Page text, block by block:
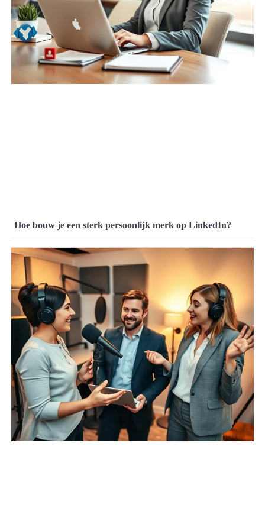
Hoe bouw je een sterk persoonlijk merk op LinkedIn?